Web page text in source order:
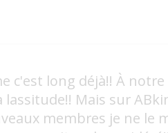
c'est long déjà!! À
lassitude!! Mais sur
membres je ne le